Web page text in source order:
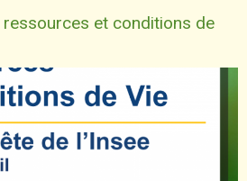
ressources et conditions de